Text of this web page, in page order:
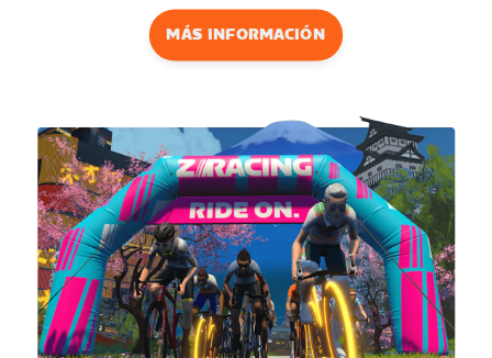
MÁS INFORMACIÓN